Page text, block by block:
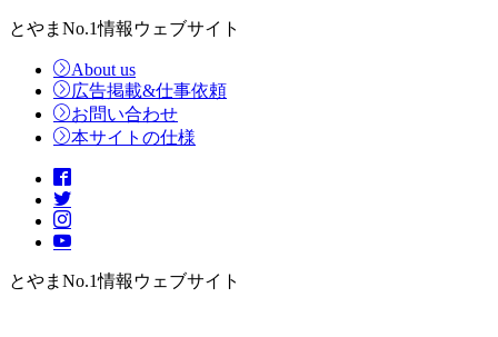
とやまNo.1情報ウェブサイト
About us
広告掲載&仕事依頼
お問い合わせ
本サイトの仕様
とやまNo.1情報ウェブサイト